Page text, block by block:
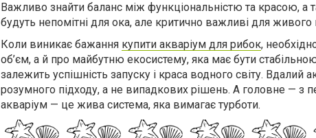
Важливо знайти баланс між функціональністю та красою, а
будуть непомітні для ока, але критично важливі для живого
Коли виникає бажання купити акваріум для рибок,
об’єм, а й про майбутню екосистему, яка має бути
залежить успішність запуску і краса водного світу. Вдалий
розумного підходу, а не випадкових рішень. А головне — з
акваріум — це жива система, яка вимагає турботи.